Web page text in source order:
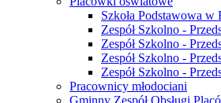
Szkoła Podstawowa w
Zespół Szkolno -
Zespół Szkolno -
Zespół Szkolno -
Zespół Szkolno -
Pracownicy młodociani
Gminny Zespół Obsługi